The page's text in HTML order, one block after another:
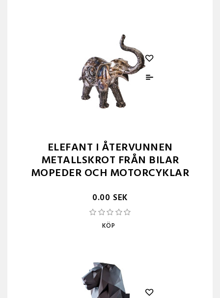
ELEFANT I ÅTERVUNNEN
METALLSKROT FRÅN BILAR
MOPEDER OCH MOTORCYKLAR
0.00 SEK
KÖP